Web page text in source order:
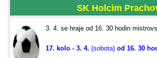
SK Holcim
3. 4. se hraje od 16. 30 hodin
17. kolo - 3. 4. (sobota) od 16. 30